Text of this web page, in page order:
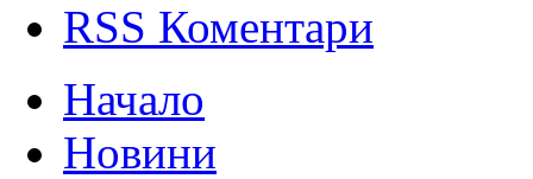
RSS Коментари
Начало
Новини